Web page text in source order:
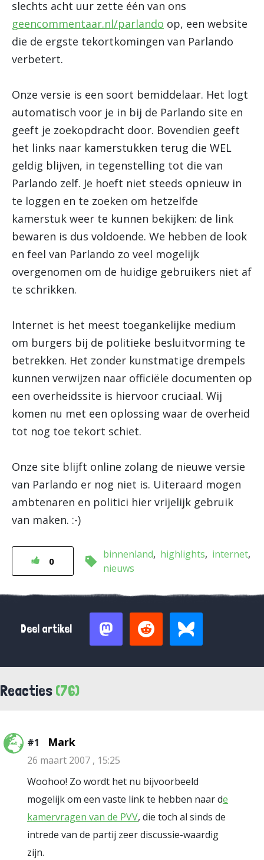
slechts acht uur zette één van ons
geencommentaar.nl/parlando op, een website
die de ergste tekortkomingen van Parlando
verbetert.
Onze versie is een soort bemiddelaar. Het logt
automatisch voor je in bij de Parlando site en
geeft je zoekopdracht door. Bovendien geeft
het links naar kamerstukken terug die WEL
geldig blijven, in tegenstelling tot die van
Parlando zelf. Je hoeft niet steeds opnieuw in
te loggen en te zoeken om hetzelfde
kamerstuk weer te kunnen bekijken: de link
bewaren is dus voldoende. We hebben de look
en feel van Parlando zo veel mogelijk
overgenomen om de huidige gebruikers niet af
te schrikken.
Internet is het meest toegankelijke medium
om burgers bij de politieke besluitvorming te
betrekken. Het zonder kunstmatige drempels
kunnen verwijzen naar officiële documenten op
een overheidssite is hiervoor cruciaal. Wij
komen nu met een oplossing waar de overheid
tot nog toe tekort schiet.
Onze site blijft online zolang de nieuwe versie
van Parlando er nog niet is. Uiteraard mogen
ambtenaren en politici hier vrijelijk gebruik
van maken. :-)
0
binnenland highlights
internet
nieuws
Deel artikel
Reacties (76)
#1 Mark
26 maart 2007 , 15:25
Woohoo! Zo wordt het nu bijvoorbeeld
mogelijk om een vaste link te hebben naar de
kamervragen van de PVV, die toch al sinds de
intrede van de partij zeer discussie-waardig
zijn.